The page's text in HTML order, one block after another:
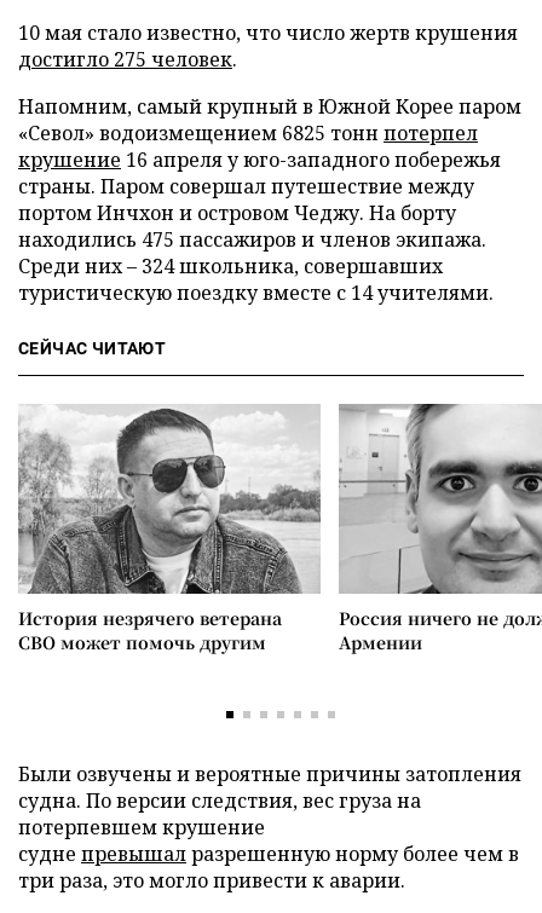
10 мая стало известно, что число жертв крушения
достигло 275 человек.
Напомним, самый крупный в Южной Корее паром
«Севол» водоизмещением 6825 тонн потерпел
крушение 16 апреля у юго-западного побережья
страны. Паром совершал путешествие между
портом Инчхон и островом Чеджу. На борту
находились 475 пассажиров и членов экипажа.
Среди них – 324 школьника, совершавших
туристическую поездку вместе с 14 учителями.
СЕЙЧАС ЧИТАЮТ
История незрячего ветерана
СВО может помочь другим
Россия ничего не
Армении
Были озвучены и вероятные причины затопления
судна. По версии следствия, вес груза на
потерпевшем крушение
судне превышалразрешенную норму более чем в
три раза, это могло привести к аварии.